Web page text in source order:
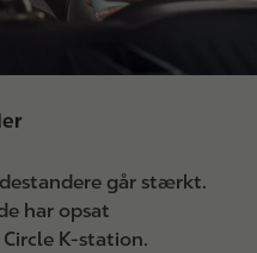
går stærkt.
har opsat
K-station.